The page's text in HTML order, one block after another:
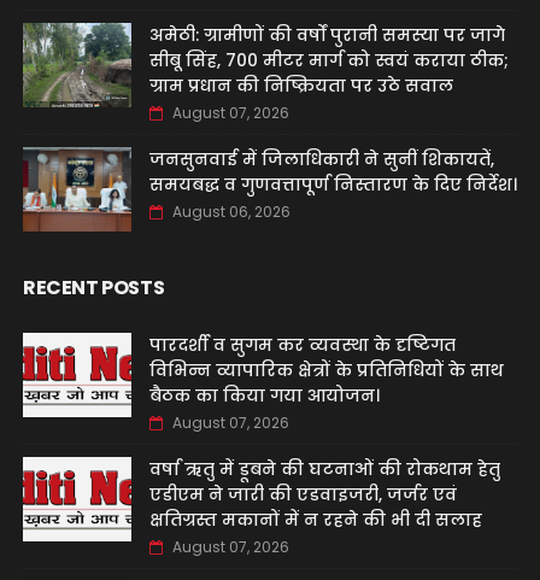
अमेठी: ग्रामीणों की वर्षों पुरानी समस्या पर जागे
सीबू सिंह, 700 मीटर मार्ग को स्वयं कराया ठीक;
ग्राम प्रधान की निष्क्रियता पर उठे सवाल
August 07, 2026
जनसुनवाई में जिलाधिकारी ने सुनीं शिकायतें,
समयबद्ध व गुणवत्तापूर्ण निस्तारण के दिए निर्देश।
August 06, 2026
RECENT POSTS
पारदर्शी व सुगम कर व्यवस्था के दृष्टिगत
विभिन्न व्यापारिक क्षेत्रों के प्रतिनिधियों के साथ
बैठक का किया गया आयोजन।
August 07, 2026
वर्षा ऋतु में डूबने की घटनाओं की रोकथाम हेतु
एडीएम ने जारी की एडवाइजरी, जर्जर एवं
क्षतिग्रस्त मकानों में न रहने की भी दी सलाह
August 07, 2026